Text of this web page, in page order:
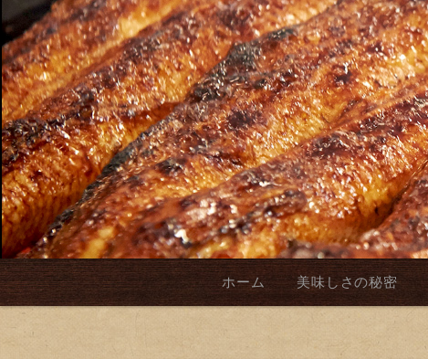
ホーム 美味しさの秘密